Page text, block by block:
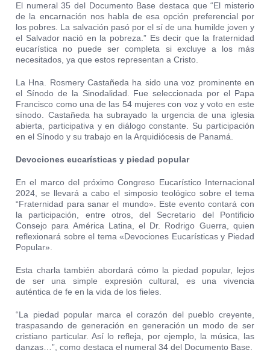
El numeral 35 del Documento Base destaca que “El misterio
de la encarnación nos habla de esa opción preferencial por
los pobres. La salvación pasó por el sí de una humilde joven y
el Salvador nació en la pobreza.” Es decir que la fraternidad
eucarística no puede ser completa si excluye a los más
necesitados, ya que estos representan a Cristo.
La Hna. Rosmery Castañeda ha sido una voz prominente en
el Sínodo de la Sinodalidad. Fue seleccionada por el Papa
Francisco como una de las 54 mujeres con voz y voto en este
sínodo. Castañeda ha subrayado la urgencia de una iglesia
abierta, participativa y en diálogo constante. Su participación
en el Sínodo y su trabajo en la Arquidiócesis de Panamá.
Devociones eucarísticas y piedad popular
En el marco del próximo Congreso Eucarístico Internacional
2024, se llevará a cabo el simposio teológico sobre el tema
“Fraternidad para sanar el mundo». Este evento contará con
la participación, entre otros, del Secretario del Pontificio
Consejo para América Latina, el Dr. Rodrigo Guerra, quien
reflexionará sobre el tema «Devociones Eucarísticas y Piedad
Popular».
Esta charla también abordará cómo la piedad popular, lejos
de ser una simple expresión cultural, es una vivencia
auténtica de fe en la vida de los fieles.
“La piedad popular marca el corazón del pueblo creyente,
traspasando de generación en generación un modo de ser
cristiano particular. Así lo refleja, por ejemplo, la música, las
danzas…”, como destaca el numeral 34 del Documento Base.